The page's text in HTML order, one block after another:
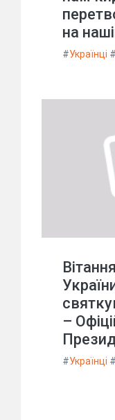
на
#Українці #
–
#Українці #